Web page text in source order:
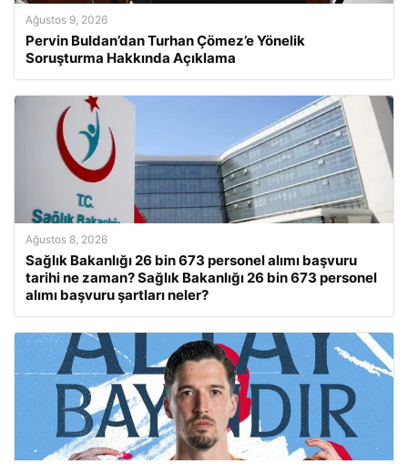
Ağustos 9, 2026
Pervin Buldan’dan Turhan Çömez’e Yönelik
Soruşturma Hakkında Açıklama
Ağustos 8, 2026
Sağlık Bakanlığı 26 bin 673 personel alımı başvuru
tarihi ne zaman? Sağlık Bakanlığı 26 bin 673 personel
alımı başvuru şartları neler?